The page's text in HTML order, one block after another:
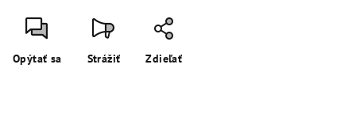
Opýtať sa Strážiť Zdieľať